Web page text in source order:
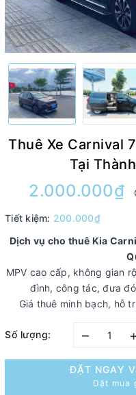
Thuê Xe Carnival
Tại
2.000.000₫
Tiết kiệm: 200.000₫
Dịch vụ cho thuê Kia
MPV cao cấp, không gian
đình, công tác, đưa
Giá thuê minh bạch, hỗ
Số lượng: –
ĐẶT NGAY
Đặt mua